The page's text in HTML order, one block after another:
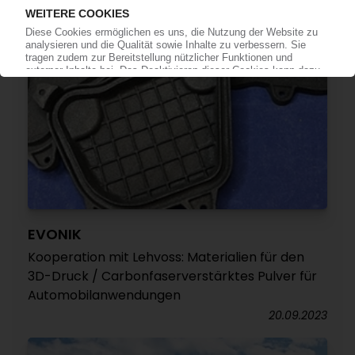
EVONIK
Kooperation mit Lehvoss: Materialien für den
3D-Druck / Carbonfaserverstärktes Pulver für
Automobilanwendungen
20.09.2023